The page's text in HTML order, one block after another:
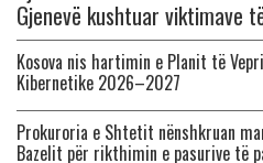
Gjenevë kushtuar viktimave
Kosova nis hartimin e Planit të
Kibernetike 2026–2027
Prokuroria e Shtetit nënshkruan
Bazelit për rikthimin e pasurive të